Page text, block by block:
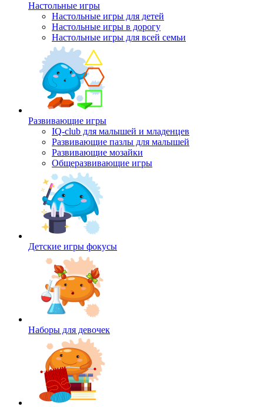
Настольные игры
Настольные игры для детей
Настольные игры в дорогу
Настольные игры для всей семьи
Развивающие игры
IQ-club для малышей и младенцев
Развивающие пазлы для малышей
Развивающие мозайки
Общеразвивающие игры
Детские игры фокусы
Наборы для девочек